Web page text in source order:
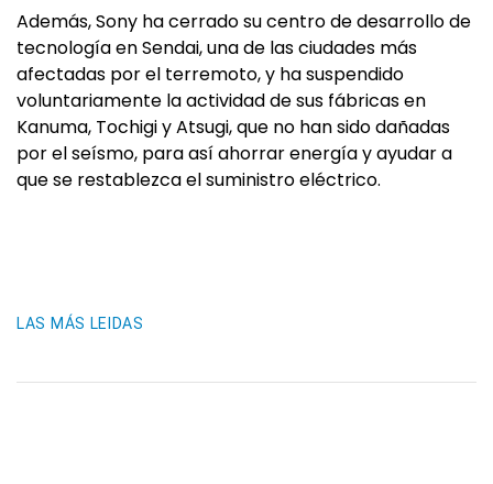
Además, Sony ha cerrado su centro de desarrollo de
tecnología en Sendai, una de las ciudades más
afectadas por el terremoto, y ha suspendido
voluntariamente la actividad de sus fábricas en
Kanuma, Tochigi y Atsugi, que no han sido dañadas
por el seísmo, para así ahorrar energía y ayudar a
que se restablezca el suministro eléctrico.
LAS MÁS LEIDAS